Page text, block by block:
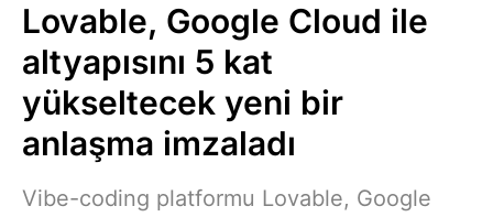
Lovable, Google Cloud ile
altyapısını 5 kat
yükseltecek yeni bir
anlaşma imzaladı
Vibe-coding platformu Lovable, Google